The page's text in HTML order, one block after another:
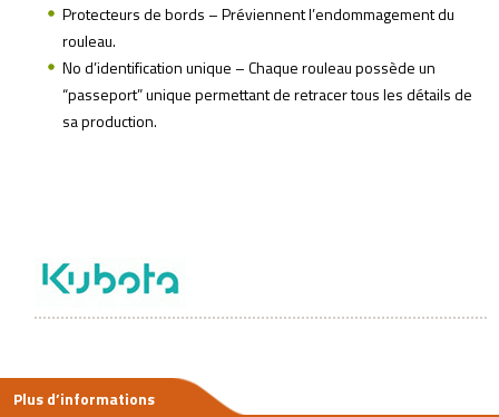
Protecteurs de bords – Préviennent l’endommagement du
rouleau.
No d’identification unique – Chaque rouleau possède un
“passeport” unique permettant de retracer tous les détails de
sa production.
Plus d’informations